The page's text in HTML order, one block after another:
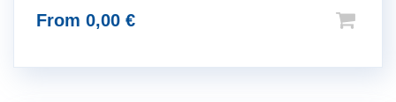
From 0,00 €